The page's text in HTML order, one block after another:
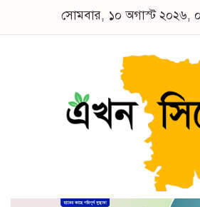
সোমবার, ১০ অগাস্ট ২০২৬,